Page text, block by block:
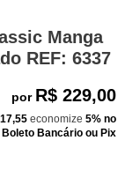
Manga
REF: 6337
por R$ 229,00
economize 5% no
Boleto Bancário ou Pix